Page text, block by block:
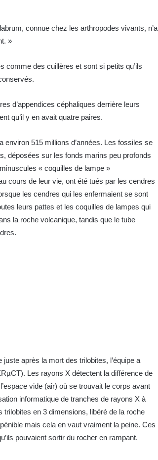
connue chez les arthropodes vivants, n’a
»
comme des cuillères et sont si petits qu’ils
d’appendices céphaliques derrière leurs
qu’il y en avait quatre paires.
515 millions d’années. Les fossiles se
déposées sur les fonds marins peu profonds
« coquilles de lampe »
cours de leur vie, ont été tués par les cendres
les cendres qui les enfermaient se sont
leurs pattes et les coquilles de lampes qui
la roche volcanique, tandis que le tube
après la mort des trilobites, l’équipe a
Les rayons X détectent la différence de
vide (air) où se trouvait le corps avant
informatique de tranches de rayons X à
trilobites en 3 dimensions, libéré de la roche
mais cela en vaut vraiment la peine. Ces
pouvaient sortir du rocher en rampant.